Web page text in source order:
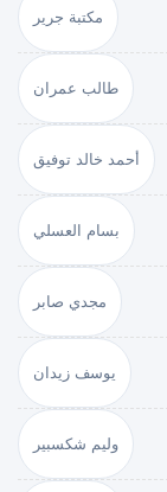
مكتبة جرير
طالب عمران
أحمد خالد توفيق
بسام العسلي
مجدي صابر
يوسف زيدان
وليم شكسبير